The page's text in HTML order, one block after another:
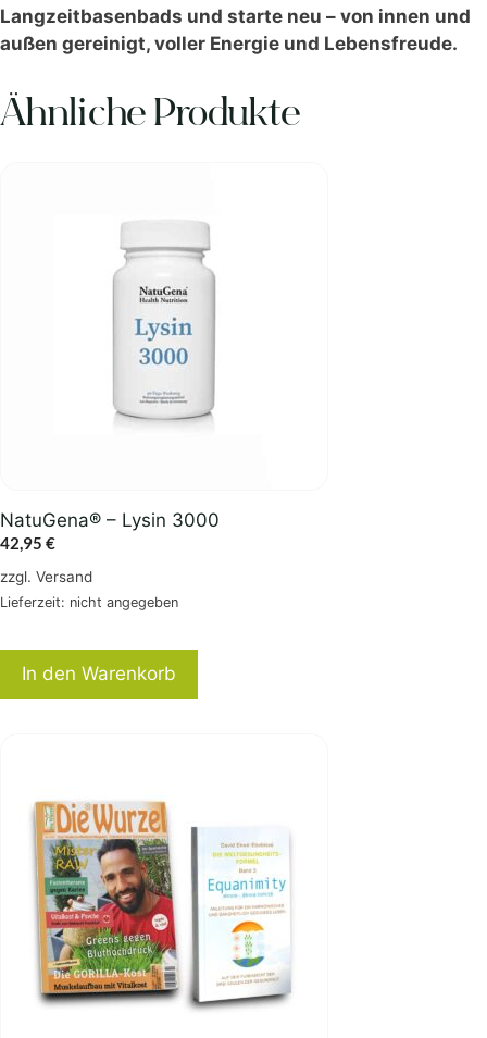
Langzeitbasenbads und starte neu – von innen und
außen gereinigt, voller Energie und Lebensfreude.
Ähnliche Produkte
NatuGena® – Lysin 3000
42,95 €
zzgl. Versand
Lieferzeit: nicht angegeben
In den Warenkorb